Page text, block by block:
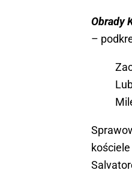
Obrady
–